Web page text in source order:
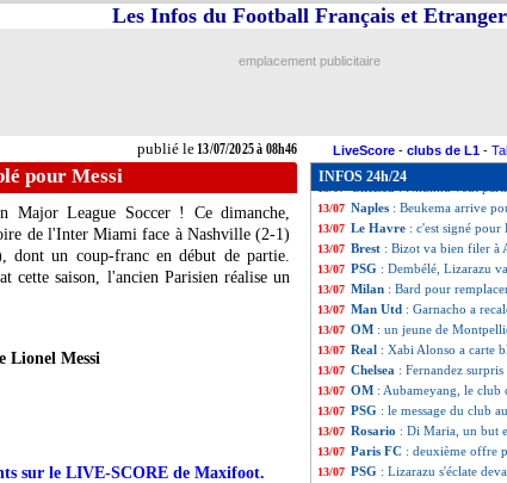
publié le13/07/2025 à 08h46
Les Infos du Football Français et Etranger
emplacement publicitaire
LiveScore - clubs de L1 -
pour Messi
Major League Soccer ! Ce dimanche,
de l'Inter Miami face à Nashville (2-1)
dont un coup-franc en début de partie.
cette saison, l'ancien Parisien réalise un
Lionel Messi
sur le LIVE-SCORE de Maxifoot.
INFOS 24h/24
13/07 Man Utd: Sancho,
13/07 Chelsea : Neto veut gagner
13/07 PSG
13/07 CdM Clubs: Ronaldo vote
13/07 Nice: Rivère explique son
: Nkunku veut
13/07 Naples : Beukema arrive
13/07 Le Havre : c'est signé
13/07 Brest : Bizot va bien filer à
13/07 PSG : Dembélé, Lizarazu
13/07 Milan : Bard pour
13/07 Man Utd : Garnacho a
13/07 OM : un jeune de
13/07 Real : Xabi Alonso a carte
13/07 Chelsea : Fernandez surpris
13/07 OM : Aubameyang, le club
13/07 PSG : le message du club
13/07 Rosario : Di Maria, un but
13/07 Paris FC : deuxième offre
13/07 PSG : Lizarazu s'éclate